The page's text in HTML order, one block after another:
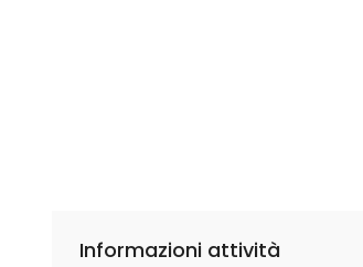
Informazioni attività